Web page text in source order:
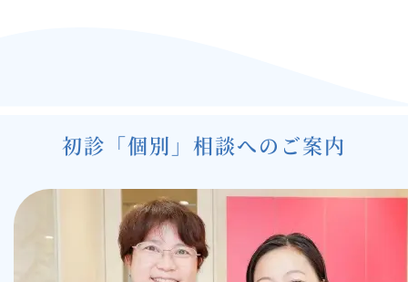
初診「個別」相談へのご案内